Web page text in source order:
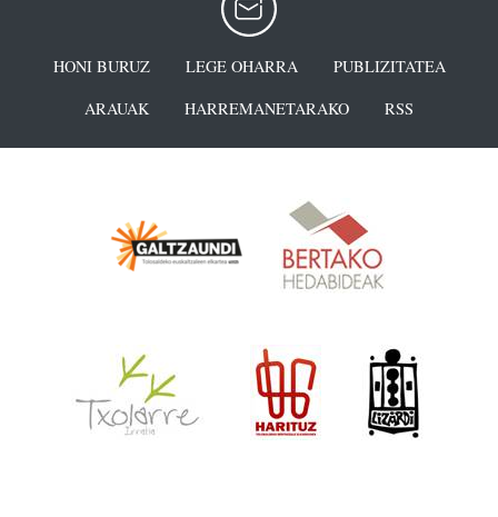
HONI BURUZ LEGE OHARRA
PUBLIZITATEA
ARAUAK
HARREMANETARAKO RSS